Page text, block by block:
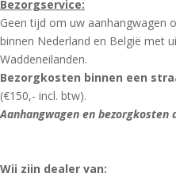
Bezorgservice:
Geen tijd om uw aanhangwagen
binnen Nederland en België met
Waddeneilanden.
Bezorgkosten binnen een
(€150,- incl. btw).
Aanhangwagen en
Wij zijn dealer van: